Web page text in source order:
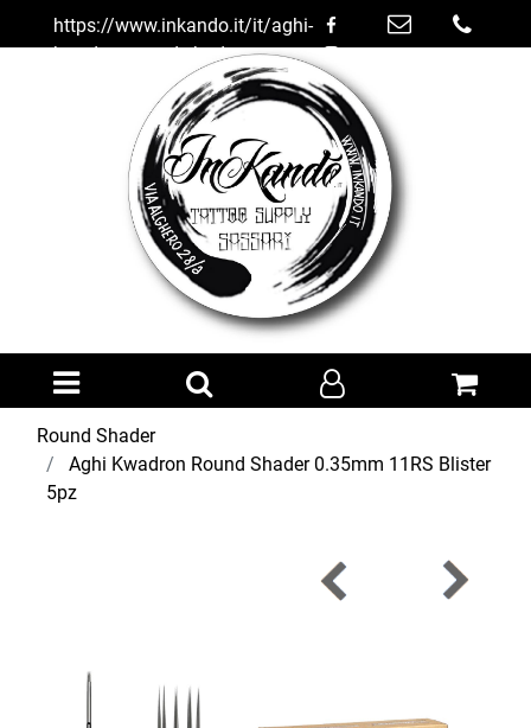
https://www.inkando.it/it/aghi-
kwadron-round-shader-
035mm-11rs-blister-5pz
Open menu
Round Shader
Aghi Kwadron Round Shader 0.35mm 11RS Blister
5pz